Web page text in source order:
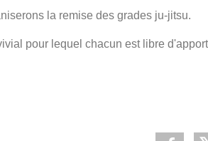
la remise des grades ju-jitsu.
pour lequel chacun est libre